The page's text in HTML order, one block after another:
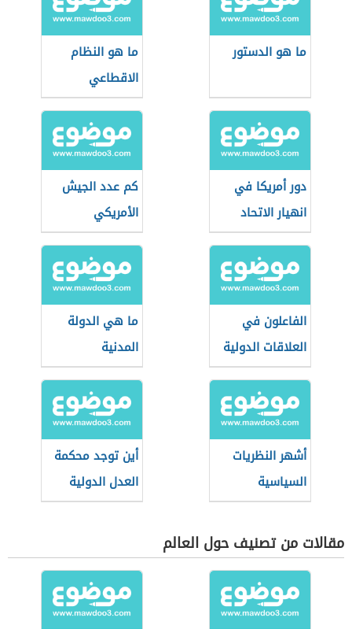
ما هو الدستور
ما هو النظام
الاقطاعي
دور أمريكا في
انهيار الاتحاد
السوفيتي
كم عدد الجيش
الأمريكي
الفاعلون في
العلاقات الدولية
ما هي الدولة
المدنية
أشهر النظريات
السياسية
أين توجد محكمة
العدل الدولية
مقالات من تصنيف حول العالم